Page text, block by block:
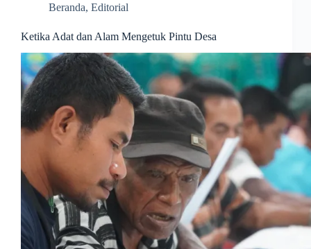
Beranda, Editorial
Ketika Adat dan Alam Mengetuk Pintu Desa